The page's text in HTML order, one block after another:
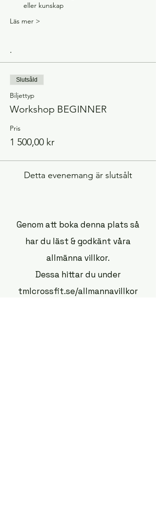
eller kunskap
Läs mer >
.
Slutsåld
Biljettyp
Workshop BEGINNER
Pris
1 500,00 kr
Detta evenemang är slutsålt
Genom att boka denna plats så
har du läst & godkänt våra
allmänna villkor.
Dessa hittar du under
tmlcrossfit.se/allmannavillkor